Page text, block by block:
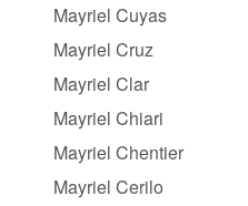
Mayriel Cuyas
Mayriel Cruz
Mayriel Clar
Mayriel Chiari
Mayriel Chentier
Mayriel Cerilo